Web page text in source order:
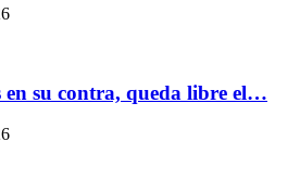
en su contra, queda libre el…